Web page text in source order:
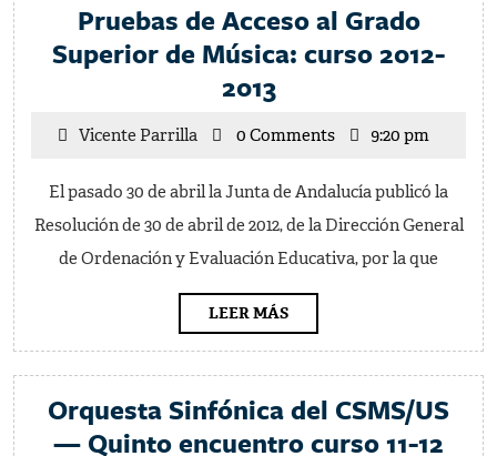
Pruebas de Acceso al Grado
Superior de Música: curso 2012-
2013Pruebas
Acceso
al
Grado
Superior
de
Música:
curso
2012-
2013
Vicente ParrillaVicente0 Comments 9:20 pm
El pasado 30 de abril la Junta de Andalucía publicó la
Resolución de 30 de abril de 2012, de la Dirección General
de Ordenación y Evaluación Educativa, por la que
LEER MÁSLEER
MÁS
Orquesta Sinfónica del CSMS/US
— Quinto encuentro curso 11-12